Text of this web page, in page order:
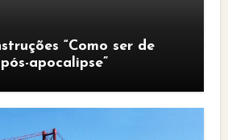
“Como ser de
apocalipse”